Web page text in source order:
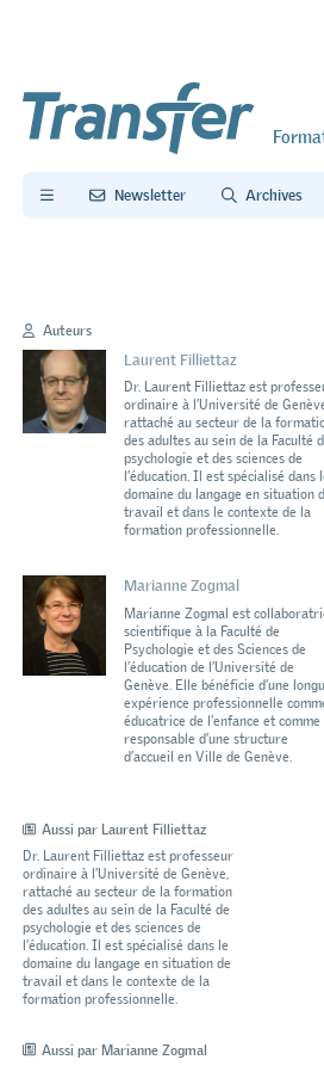
Newsletter Archives
Auteurs
Laurent Filliettaz
Dr. Laurent Filliettaz est
ordinaire à l’Université de
rattaché au secteur de la
des adultes au sein de la Faculté
psychologie et des sciences de
l’éducation. Il est spécialisé dans
domaine du langage en situation
travail et dans le contexte de la
formation professionnelle.
Marianne Zogmal
Marianne Zogmal est
scientifique à la Faculté de
Psychologie et des Sciences de
l’éducation de l’Université de
Genève. Elle bénéficie d’une
expérience professionnelle
éducatrice de l’enfance et comme
responsable d’une structure
d’accueil en Ville de Genève.
Aussi par Laurent Filliettaz
Dr. Laurent Filliettaz est professeur
ordinaire à l’Université de Genève,
rattaché au secteur de la formation
des adultes au sein de la Faculté de
psychologie et des sciences de
l’éducation. Il est spécialisé dans le
domaine du langage en situation de
travail et dans le contexte de la
formation professionnelle.
Aussi par Marianne Zogmal